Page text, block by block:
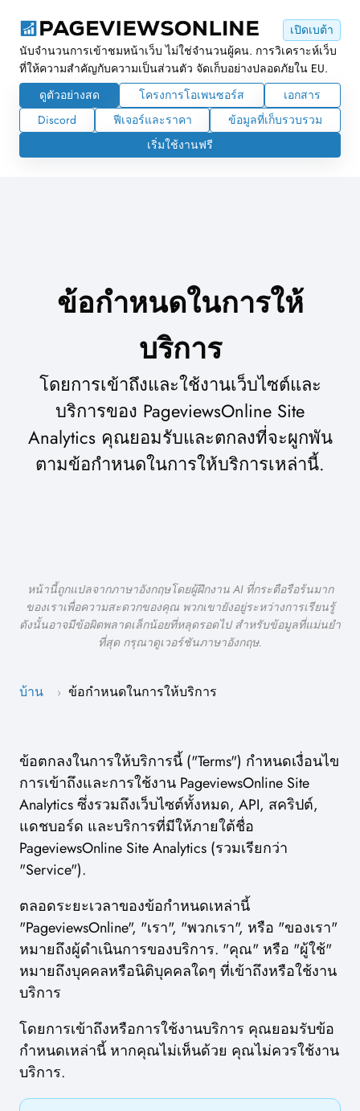
เปิดเบต้า
นับจำนวนการเข้าชมหน้าเว็บ ไม่ใช่จำนวนผู้คน. การวิเคราะห์เว็บ
ที่ให้ความสำคัญกับความเป็นส่วนตัว จัดเก็บอย่างปลอดภัยใน EU.
ดูตัวอย่างสด
โครงการโอเพนซอร์ส
เอกสาร
Discord
ฟีเจอร์และราคา
ข้อมูลที่เก็บรวบรวม
เริ่มใช้งานฟรี
ข้อกำหนดในการให้
บริการ
โดยการเข้าถึงและใช้งานเว็บไซต์และ
บริการของ PageviewsOnline Site
Analytics คุณยอมรับและตกลงที่จะผูกพัน
ตามข้อกำหนดในการให้บริการเหล่านี้.
หน้านี้ถูกแปลจากภาษาอังกฤษโดยผู้ฝึกงาน AI ที่กระตือรือร้นมาก
ของเราเพื่อความสะดวกของคุณ พวกเขายังอยู่ระหว่างการเรียนรู้
ดังนั้นอาจมีข้อผิดพลาดเล็กน้อยที่หลุดรอดไป สำหรับข้อมูลที่แม่นยำ
ที่สุด กรุณาดูเวอร์ชันภาษาอังกฤษ.
บ้าน › ข้อกำหนดในการให้บริการ
ข้อตกลงในการให้บริการนี้ ("Terms") กำหนดเงื่อนไข
การเข้าถึงและการใช้งาน PageviewsOnline Site
Analytics ซึ่งรวมถึงเว็บไซต์ทั้งหมด, API, สคริปต์,
แดชบอร์ด และบริการที่มีให้ภายใต้ชื่อ
PageviewsOnline Site Analytics (รวมเรียกว่า
"Service").
ตลอดระยะเวลาของข้อกำหนดเหล่านี้
"PageviewsOnline", "เรา", "พวกเรา", หรือ "ของเรา"
หมายถึงผู้ดำเนินการของบริการ. "คุณ" หรือ "ผู้ใช้"
หมายถึงบุคคลหรือนิติบุคคลใดๆ ที่เข้าถึงหรือใช้งาน
บริการ
โดยการเข้าถึงหรือการใช้งานบริการ คุณยอมรับข้อ
กำหนดเหล่านี้ หากคุณไม่เห็นด้วย คุณไม่ควรใช้งาน
บริการ.